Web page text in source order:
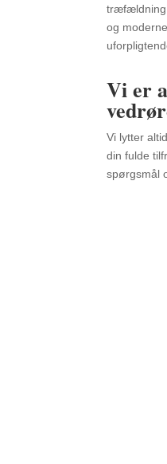
og
Vi er
Vi lytter
din fulde
spørgsmål